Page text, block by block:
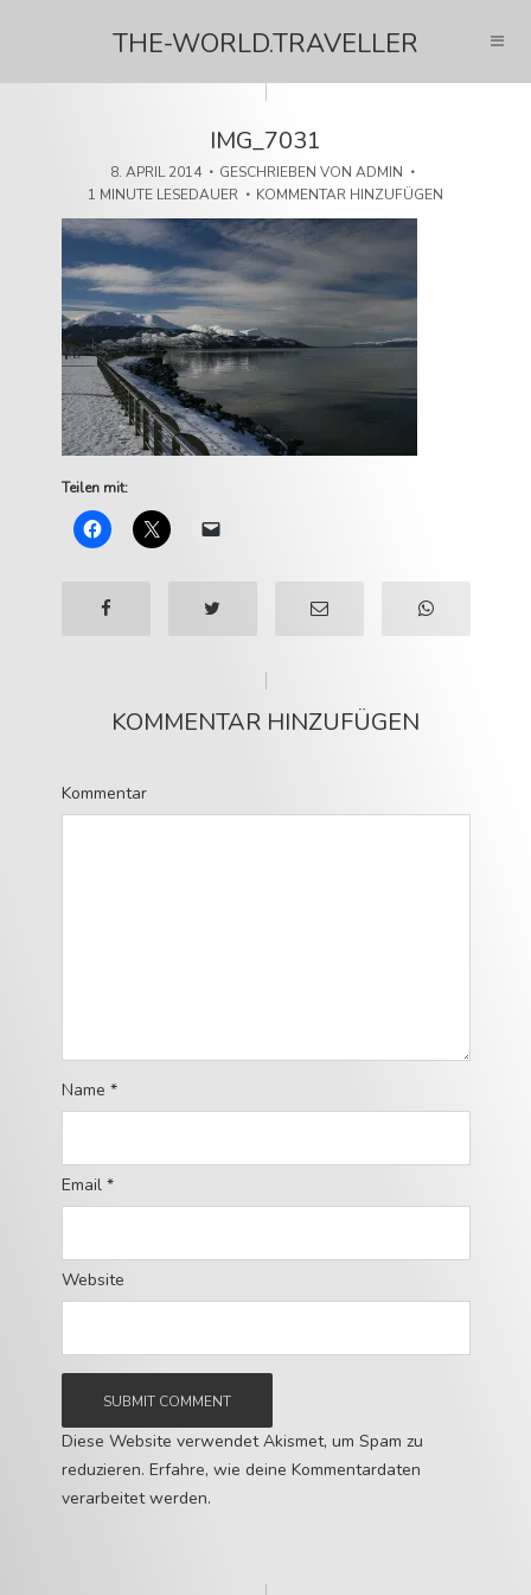
THE-WORLD.TRAVELLER
IMG_7031
8. APRIL 2014 GESCHRIEBEN VON ADMIN
1 MINUTE LESEDAUER
KOMMENTAR HINZUFÜGEN
Teilen mit:
KOMMENTAR HINZUFÜGEN
Kommentar
Name *
Email *
Website
Diese Website verwendet Akismet, um Spam zu
reduzieren. Erfahre, wie deine Kommentardaten
verarbeitet werden.